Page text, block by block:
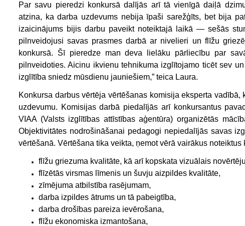
Par savu pieredzi konkursā dalījās arī tā vienīgā daiļā
atzina, ka darba uzdevums nebija īpaši sarežģīts, bet bija
izaicinājums bijis darbu paveikt noteiktajā laikā — sešās
pilnveidojusi savas prasmes darbā ar nivelieri un flīžu
konkursā. Šī pieredze man deva lielāku pārliecību par
pilnveidoties. Aicinu ikvienu tehnikuma izglītojamo ticēt sev
izglītība sniedz mūsdienu jauniešiem,” teica Laura.
Konkursa darbus vērtēja vērtēšanas komisija eksperta
uzdevumu. Komisijas darbā piedalījās arī konkursantus
VIAA (Valsts izglītības attīstības aģentūra) organizētās
Objektivitātes nodrošināšanai pedagogi nepiedalījās savas
vērtēšanā. Vērtēšana tika veikta, ņemot vērā vairākus noteiktus
flīžu griezuma kvalitāte, kā arī kopskata vizuālais
flīzētās virsmas līmenis un šuvju aizpildes kvalitāte,
zīmējuma atbilstība rasējumam,
darba izpildes ātrums un tā pabeigtība,
darba drošības pareiza ievērošana,
flīžu ekonomiska izmantošana,